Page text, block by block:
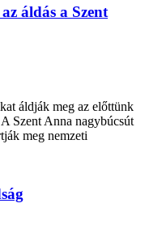
áldás a Szent
áldják meg az előttünk
Szent Anna nagybúcsút
meg nemzeti